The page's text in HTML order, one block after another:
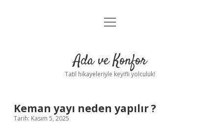
Anasayfa
Yasal Uyarı
menüyü
Ada ve Konfor
Tatil hikayeleriyle keyifli yolculuk!
Keman yayı neden yapılır ?
Tarih: Kasım 5, 2025